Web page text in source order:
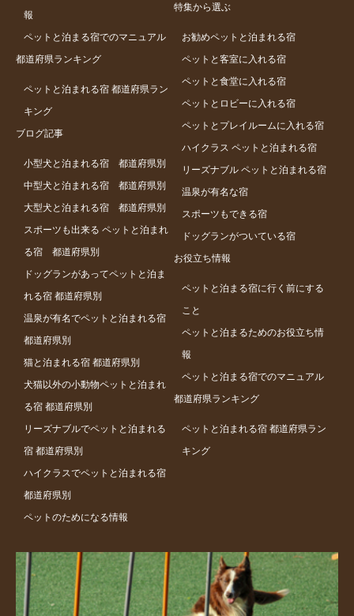
報
ペットと泊まる宿でのマニュアル
都道府県ランキング
ペットと泊まれる宿 都道府県ラン
キング
ブログ記事
小型犬と泊まれる宿 都道府県別
中型犬と泊まれる宿 都道府県別
大型犬と泊まれる宿 都道府県別
スポーツも出来る ペットと泊まれ
る宿 都道府県別
ドッグランがあってペットと泊ま
れる宿 都道府県別
温泉が有名でペットと泊まれる宿
都道府県別
猫と泊まれる宿 都道府県別
犬猫以外の小動物ペットと泊まれ
る宿 都道府県別
リーズナブルでペットと泊まれる
宿 都道府県別
ハイクラスでペットと泊まれる宿
都道府県別
ペットのためになる情報
特集から選ぶ
お勧めペットと泊まれる宿
ペットと客室に入れる宿
ペットと食堂に入れる宿
ペットとロビーに入れる宿
ペットとプレイルームに入れる宿
ハイクラス ペットと泊まれる宿
リーズナブル ペットと泊まれる宿
温泉が有名な宿
スポーツもできる宿
ドッグランがついている宿
お役立ち情報
ペットと泊まる宿に行く前にする
こと
ペットと泊まるためのお役立ち情
報
ペットと泊まる宿でのマニュアル
都道府県ランキング
ペットと泊まれる宿 都道府県ラン
キング